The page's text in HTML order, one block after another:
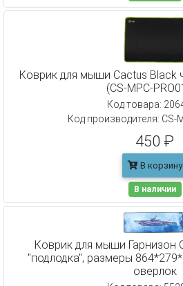
Коврик для мыши Cactus Black
(CS-MPC-
Код товара:
Код производителя: CS-
450 ₽
В корзину
В наличии
Коврик для мыши Гарнизон
"подлодка", размеры
оверлок